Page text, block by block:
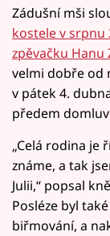
Zádušní mši
kostele v srpnu
zpěvačku Hanu
velmi dobře od
v pátek 4.
předem
„Celá rodina je
známe, a tak
Julii,“ popsal
Posléze byl
biřmování, a